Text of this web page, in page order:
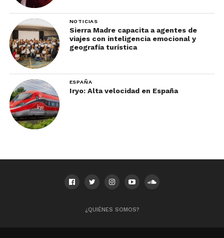
NOTICIAS
Sierra Madre capacita a agentes de
viajes con inteligencia emocional y
geografía turística
ESPAÑA
Iryo: Alta velocidad en España
¿QUIÉNES SOMOS?